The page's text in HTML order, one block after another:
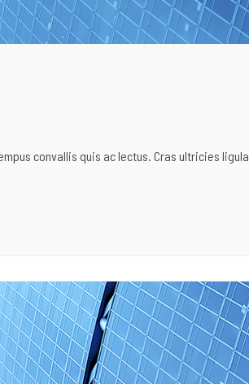
convallis quis ac lectus. Cras ultricies ligula